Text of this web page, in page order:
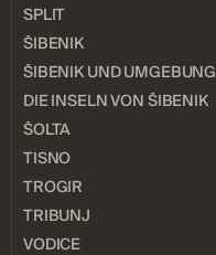
SPLIT
ŠIBENIK
ŠIBENIK UND UMGEBUNG
DIE INSELN VON ŠIBENIK
ŠOLTA
TISNO
TROGIR
TRIBUNJ
VODICE